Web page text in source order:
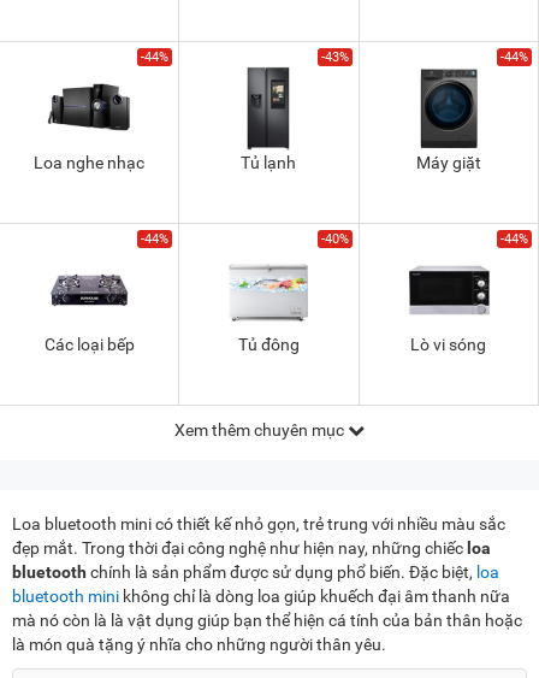
-44%
Loa nghe nhạc
-43%
Tủ lạnh
-44%
Máy giặt
-44%
Các loại bếp
-40%
Tủ đông
-44%
Lò vi sóng
Xem thêm chuyên mục
Loa bluetooth mini có thiết kế nhỏ gọn, trẻ trung với nhiều màu sắc
đẹp mắt. Trong thời đại công nghệ như hiện nay, những chiếc loa
bluetooth chính là sản phẩm được sử dụng phổ biến. Đặc biệt, loa
bluetooth mini không chỉ là dòng loa giúp khuếch đại âm thanh nữa
mà nó còn là là vật dụng giúp bạn thể hiện cá tính của bản thân hoặc
là món quà tặng ý nhĩa cho những người thân yêu.